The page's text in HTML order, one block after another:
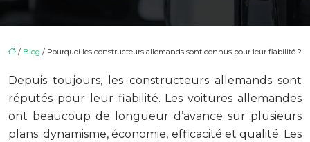
/ Blog / Pourquoi les constructeurs allemands sont connus pour leur fiabilité ?
Depuis toujours, les constructeurs allemands sont
réputés pour leur fiabilité. Les voitures allemandes
ont beaucoup de longueur d’avance sur plusieurs
plans: dynamisme, économie, efficacité et qualité. Les